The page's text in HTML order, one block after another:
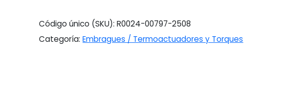
Código único (SKU):R0024-00797-2508
Categoría:Embragues / Termoactuadores y Torques